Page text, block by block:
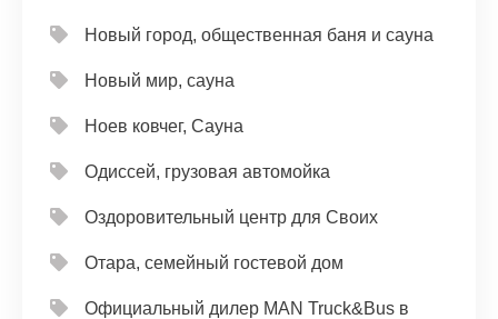
Новый город, общественная баня и сауна
Новый мир, сауна
Ноев ковчег, Сауна
Одиссей, грузовая автомойка
Оздоровительный центр для Своих
Отара, семейный гостевой дом
Официальный дилер MAN Truck&Bus в